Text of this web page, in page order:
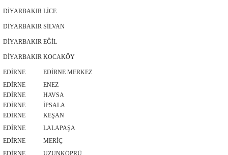
DİYARBAKIR LİCE
DİYARBAKIR SİLVAN
DİYARBAKIR EĞİL
DİYARBAKIR KOCAKÖY
EDİRNE
EDİRNE MERKEZ
EDİRNE
ENEZ
EDİRNE
HAVSA
EDİRNE
İPSALA
EDİRNE
KEŞAN
EDİRNE
LALAPAŞA
EDİRNE
MERİÇ
EDİRNE
UZUNKÖPRÜ